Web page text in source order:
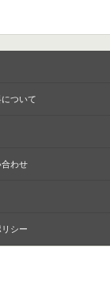
ついて
合わせ
シー